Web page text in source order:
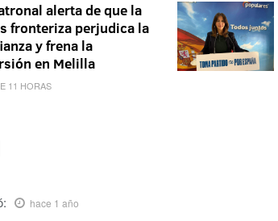
alerta de que la
fronteriza perjudica la
y frena la
en Melilla
11 HORAS
hace 1 año